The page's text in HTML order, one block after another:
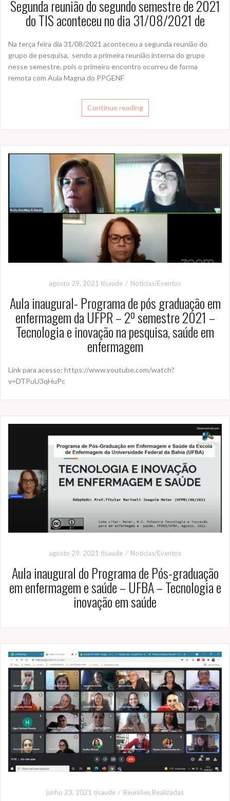
Segunda reunião do segundo semestre de 2021
do TIS aconteceu no dia 31/08/2021 de
Na terça feira dia 31/08/2021 aconteceu a segunda reunião do
grupo de pesquisa, sendo a primeira reunião interna do grupo
nesse semestre, pois o primeiro encontro ocorreu de forma
remota com Aula Magna do PPGENF
Continue reading
agosto 29, 2021 tisaude Notícias/Eventos
Aula inaugural- Programa de pós graduação em
enfermagem da UFPR – 2º semestre 2021 –
Tecnologia e inovação na pesquisa, saúde em
enfermagem
Link para acesso: https://www.youtube.com/watch?
v=DTPuU3qHuPc
agosto 29, 2021 tisaude Notícias/Eventos
Aula inaugural do Programa de Pós-graduação
em enfermagem e saúde – UFBA – Tecnologia e
inovação em saúde
junho 23, 2021 tisaude Reuniões Realizadas